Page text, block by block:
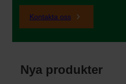
Kontakta oss
Nya produkter